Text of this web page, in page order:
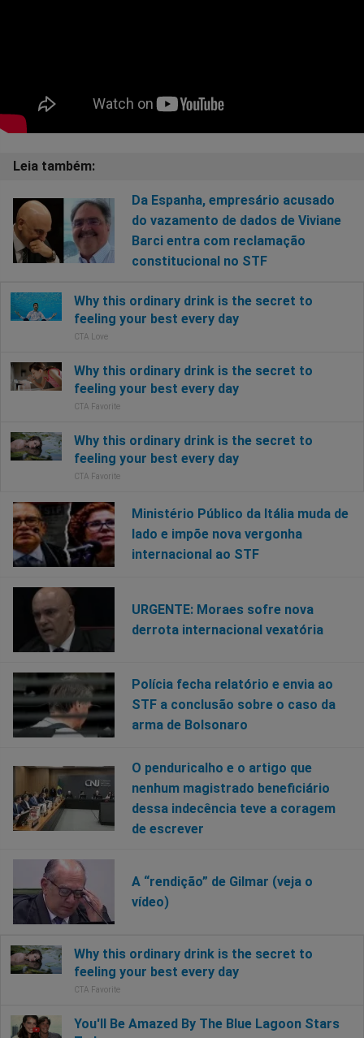
Da Espanha, empresário acusado
do vazamento de dados de Viviane
Barci entra com reclamação
constitucional no STF
Ministério Público da Itália muda de
lado e impõe nova vergonha
internacional ao STF
URGENTE: Moraes sofre nova
derrota internacional vexatória
Polícia fecha relatório e envia ao
STF a conclusão sobre o caso da
arma de Bolsonaro
O penduricalho e o artigo que
nenhum magistrado beneficiário
dessa indecência teve a coragem
de escrever
A “rendição” de Gilmar (veja o
vídeo)